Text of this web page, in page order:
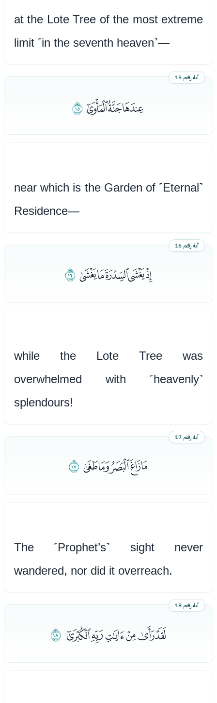
at the Lote Tree of the most extreme
limit ˹in the seventh heaven˺—
آية رقم 15
ﮖﮗﮘﮙ
near which is the Garden of ˹Eternal˺
Residence—
آية رقم 16
ﮚﮛﮜﮝﮞﮟ
while the Lote Tree was
overwhelmed with ˹heavenly˺
splendours!
آية رقم 17
ﮠﮡﮢﮣﮤﮥ
The ˹Prophet’s˺ sight never
wandered, nor did it overreach.
آية رقم 18
ﮦﮧﮨﮩﮪﮫ ﮬ